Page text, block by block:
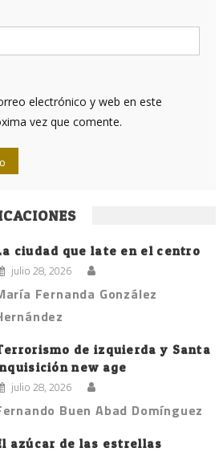
electrónico y web en este
vez que comente.
ciudad que late en el centro
julio 28, 2026
Fernanda González
de izquierda y Santa
new age
julio 28, 2026
Buen Abad Domínguez
azúcar de las estrellas